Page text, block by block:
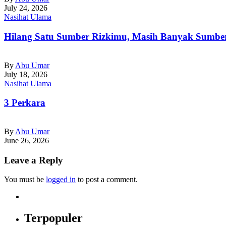
July 24, 2026
Nasihat Ulama
Hilang Satu Sumber Rizkimu, Masih Banyak
By Abu Umar
July 18, 2026
Nasihat Ulama
3 Perkara
By Abu Umar
June 26, 2026
Leave a Reply
You must be logged in to post a comment.
Terpopuler